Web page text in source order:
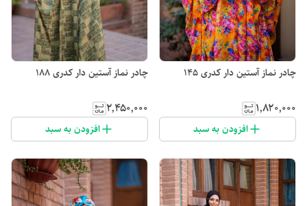
چادر نماز آستین دار کدری 145
۱٬۸۲۰٬۰۰۰
افزودن به سبد
چادر نماز آستین دار کدری 188
۲٬۴۵۰٬۰۰۰
افزودن به سبد